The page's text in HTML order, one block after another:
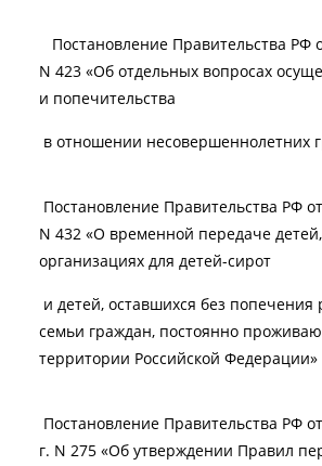
Постановление Правительства РФ
N 423 «Об отдельных вопросах
и попечительства
в отношении несовершеннолетних
Постановление Правительства РФ
N 432 «О временной передаче
организациях для детей-сирот
и детей, оставшихся без попечения
семьи граждан, постоянно
территории Российской Федерации»
Постановление Правительства РФ
г. N 275 «Об утверждении Правил